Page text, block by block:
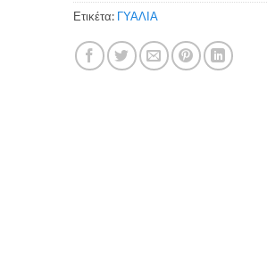
ποσότητα
Ετικέτα: ΓΥΑΛΙΑ